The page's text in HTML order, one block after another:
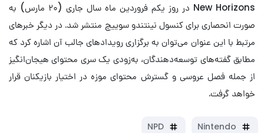
New Horizons در روز یکم فروردین ماه سال جاری (۲۰ مارس) به
صورت انحصاری برای کنسول نینتندو سوییچ منتشر شد. در دیگر خبرهای
مرتبط با این عنوان می‌توان به برگزاری رویدادهای جالب آن اشاره کرد که
مطابق گفته‌های توسعه‌دهندگان، به‌زودی یک سری محتوای هیجان‌انگیز
از جمله فصل عروسی و گسترش محتوای موزه‌ در اختیار بازیکنان قرار
خواهد گرفت.
Nintendo
NPD